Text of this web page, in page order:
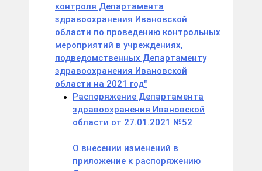
контроля Департамента
здравоохранения Ивановской
области по проведению контрольных
мероприятий в учреждениях,
подведомственных Департаменту
здравоохранения Ивановской
области на 2021 год"
Распоряжение Департамента
здравоохранения Ивановской
области от 27.01.2021 №52
О внесении изменений в
приложение к распоряжению